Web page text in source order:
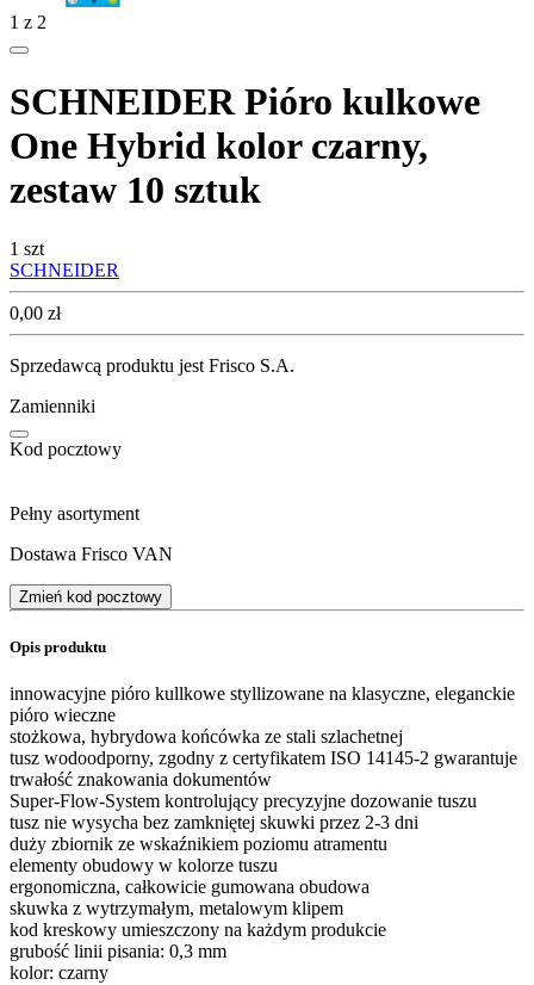
1 z 2
SCHNEIDER Pióro kulkowe
One Hybrid kolor czarny,
zestaw 10 sztuk
1 szt
SCHNEIDER
Cena
0,00 zł
Sprzedawcą produktu jest Frisco S.A.
Zamienniki
Kod pocztowy
Pełny asortyment
Dostawa Frisco VAN
Zmień kod pocztowy
Opis produktu
innowacyjne pióro kullkowe styllizowane na klasyczne, eleganckie
pióro wieczne
stożkowa, hybrydowa końcówka ze stali szlachetnej
tusz wodoodporny, zgodny z certyfikatem ISO 14145-2 gwarantuje
trwałość znakowania dokumentów
Super-Flow-System kontrolujący precyzyjne dozowanie tuszu
tusz nie wysycha bez zamkniętej skuwki przez 2-3 dni
duży zbiornik ze wskaźnikiem poziomu atramentu
elementy obudowy w kolorze tuszu
ergonomiczna, całkowicie gumowana obudowa
skuwka z wytrzymałym, metalowym klipem
kod kreskowy umieszczony na każdym produkcie
grubość linii pisania: 0,3 mm
kolor: czarny